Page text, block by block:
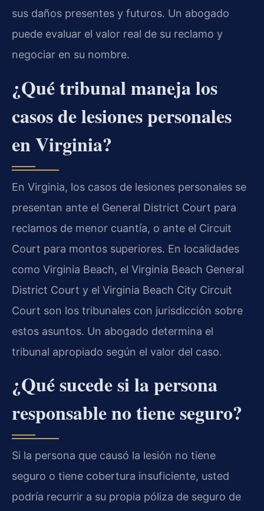
sus daños presentes y futuros. Un abogado
puede evaluar el valor real de su reclamo y
negociar en su nombre.
¿Qué tribunal maneja los
casos de lesiones personales
en Virginia?
En Virginia, los casos de lesiones personales se
presentan ante el General District Court para
reclamos de menor cuantía, o ante el Circuit
Court para montos superiores. En localidades
como Virginia Beach, el Virginia Beach General
District Court y el Virginia Beach City Circuit
Court son los tribunales con jurisdicción sobre
estos asuntos. Un abogado determina el
tribunal apropiado según el valor del caso.
¿Qué sucede si la persona
responsable no tiene seguro?
Si la persona que causó la lesión no tiene
seguro o tiene cobertura insuficiente, usted
podría recurrir a su propia póliza de seguro de